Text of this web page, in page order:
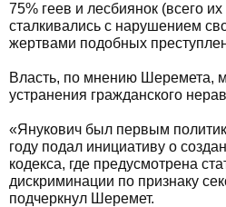
75% геев и лесбиянок (всего
сталкивались с нарушением
жертвами подобных
Власть, по мнению Шеремета,
устранения гражданского
«Янукович был первым
году подал инициативу о
кодекса, где предусмотрена
дискриминации по признаку
подчеркнул Шеремет.